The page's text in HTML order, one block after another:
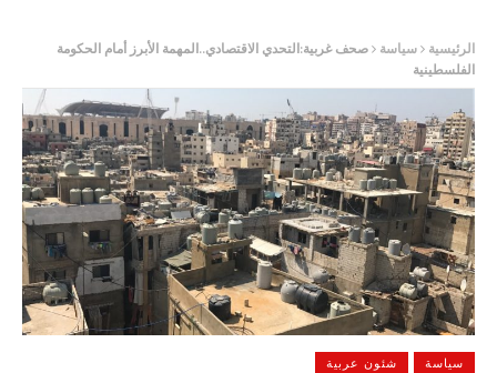
الرئيسية سياسة صحف غربية:التحدي الاقتصادي..المهمة الأبرز أمام الحكومة
الفلسطينية
سياسة شئون عربية